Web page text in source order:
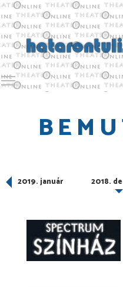
Toggle main menu
2019. január 2018.